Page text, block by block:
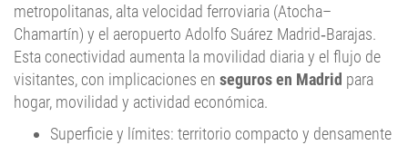
metropolitanas, alta velocidad ferroviaria (Atocha–
Chamartín) y el aeropuerto Adolfo Suárez Madrid‑Barajas.
Esta conectividad aumenta la movilidad diaria y el flujo de
visitantes, con implicaciones en seguros en Madrid para
hogar, movilidad y actividad económica.
Superficie y límites: territorio compacto y densamente